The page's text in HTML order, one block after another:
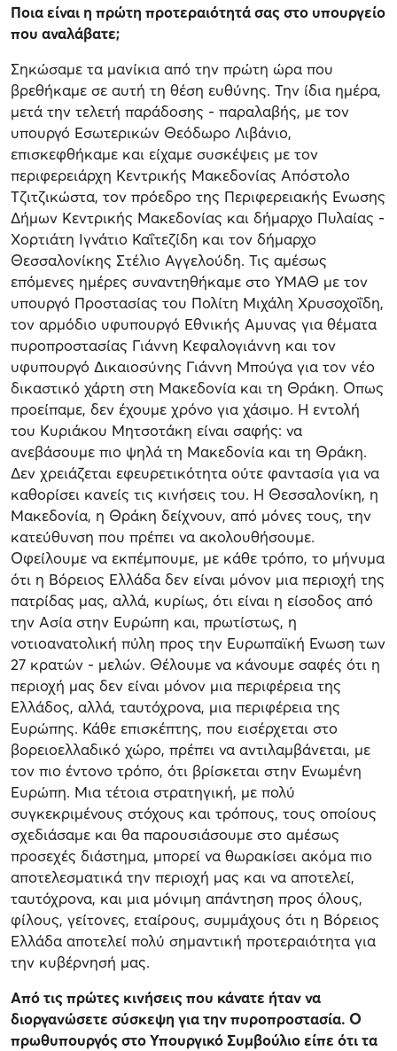
Ποια είναι η πρώτη προτεραιότητά σας στο υπουργείο
που αναλάβατε;
Σηκώσαμε τα μανίκια από την πρώτη ώρα που
βρεθήκαμε σε αυτή τη θέση ευθύνης. Την ίδια ημέρα,
μετά την τελετή παράδοσης - παραλαβής, με τον
υπουργό Εσωτερικών Θεόδωρο Λιβάνιο,
επισκεφθήκαμε και είχαμε συσκέψεις με τον
περιφερειάρχη Κεντρικής Μακεδονίας Απόστολο
Τζιτζικώστα, τον πρόεδρο της Περιφερειακής Ενωσης
Δήμων Κεντρικής Μακεδονίας και δήμαρχο Πυλαίας -
Χορτιάτη Ιγνάτιο Καΐτεζίδη και τον δήμαρχο
Θεσσαλονίκης Στέλιο Αγγελούδη. Τις αμέσως
επόμενες ημέρες συναντηθήκαμε στο ΥΜΑΘ με τον
υπουργό Προστασίας του Πολίτη Μιχάλη Χρυσοχοΐδη,
τον αρμόδιο υφυπουργό Εθνικής Αμυνας για θέματα
πυροπροστασίας Γιάννη Κεφαλογιάννη και τον
υφυπουργό Δικαιοσύνης Γιάννη Μπούγα για τον νέο
δικαστικό χάρτη στη Μακεδονία και τη Θράκη. Οπως
προείπαμε, δεν έχουμε χρόνο για χάσιμο. Η εντολή
του Κυριάκου Μητσοτάκη είναι σαφής: να
ανεβάσουμε πιο ψηλά τη Μακεδονία και τη Θράκη.
Δεν χρειάζεται εφευρετικότητα ούτε φαντασία για να
καθορίσει κανείς τις κινήσεις του. Η Θεσσαλονίκη, η
Μακεδονία, η Θράκη δείχνουν, από μόνες τους, την
κατεύθυνση που πρέπει να ακολουθήσουμε.
Οφείλουμε να εκπέμπουμε, με κάθε τρόπο, το μήνυμα
ότι η Βόρειος Ελλάδα δεν είναι μόνον μια περιοχή της
πατρίδας μας, αλλά, κυρίως, ότι είναι η είσοδος από
την Ασία στην Ευρώπη και, πρωτίστως, η
νοτιοανατολική πύλη προς την Ευρωπαϊκή Ενωση των
27 κρατών - μελών. Θέλουμε να κάνουμε σαφές ότι η
περιοχή μας δεν είναι μόνον μια περιφέρεια της
Ελλάδος, αλλά, ταυτόχρονα, μια περιφέρεια της
Ευρώπης. Κάθε επισκέπτης, που εισέρχεται στο
βορειοελλαδικό χώρο, πρέπει να αντιλαμβάνεται, με
τον πιο έντονο τρόπο, ότι βρίσκεται στην Ενωμένη
Ευρώπη. Μια τέτοια στρατηγική, με πολύ
συγκεκριμένους στόχους και τρόπους, τους οποίους
σχεδιάσαμε και θα παρουσιάσουμε στο αμέσως
προσεχές διάστημα, μπορεί να θωρακίσει ακόμα πιο
αποτελεσματικά την περιοχή μας και να αποτελεί,
ταυτόχρονα, και μια μόνιμη απάντηση προς όλους,
φίλους, γείτονες, εταίρους, συμμάχους ότι η Βόρειος
Ελλάδα αποτελεί πολύ σημαντική προτεραιότητα για
την κυβέρνησή μας.
Από τις πρώτες κινήσεις που κάνατε ήταν να
διοργανώσετε σύσκεψη για την πυροπροστασία. Ο
πρωθυπουργός στο Υπουργικό Συμβούλιο είπε ότι τα